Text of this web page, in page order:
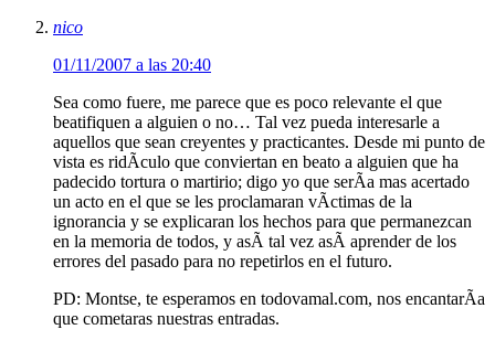
nico
01/11/2007 a las 20:40
Sea como fuere, me parece que es poco relevante el que
beatifiquen a alguien o no… Tal vez pueda interesarle a
aquellos que sean creyentes y practicantes. Desde mi punto de
vista es ridÃ­culo que conviertan en beato a alguien que ha
padecido tortura o martirio; digo yo que serÃ­a mas acertado
un acto en el que se les proclamaran vÃ­ctimas de la
ignorancia y se explicaran los hechos para que permanezcan
en la memoria de todos, y asÃ­ tal vez asÃ­ aprender de los
errores del pasado para no repetirlos en el futuro.
PD: Montse, te esperamos en todovamal.com, nos encantarÃ­a
que cometaras nuestras entradas.